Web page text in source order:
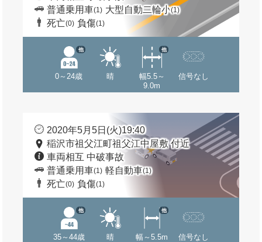
普通乗用車(1) 大型自動二輪小(1)
死亡(0) 負傷(1)
0～24歳
他
晴
幅5.5～
9.0m
他
信号なし
2020年5月5日(火)19:40
稲沢市祖父江町祖父江中屋敷 付近
車両相互 中破事故
普通乗用車(1) 軽自動車(1)
死亡(0) 負傷(1)
35～44歳
他
晴 幅～5.5m
他
信号なし